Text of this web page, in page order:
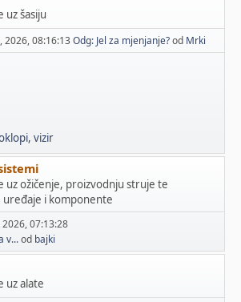
uz šasiju
2026, 08:16:13Odg: Jel za mjenjanje?od Mrki
vizir
uz ožičenje, proizvodnju struje te
i komponente
07:13:28
v...od bajki
uz alate